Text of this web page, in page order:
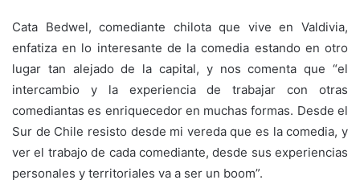
Cata Bedwel, comediante chilota que vive en Valdivia,
enfatiza en lo interesante de la comedia estando en otro
lugar tan alejado de la capital, y nos comenta que “el
intercambio y la experiencia de trabajar con otras
comediantas es enriquecedor en muchas formas. Desde el
Sur de Chile resisto desde mi vereda que es la comedia, y
ver el trabajo de cada comediante, desde sus experiencias
personales y territoriales va a ser un boom”.